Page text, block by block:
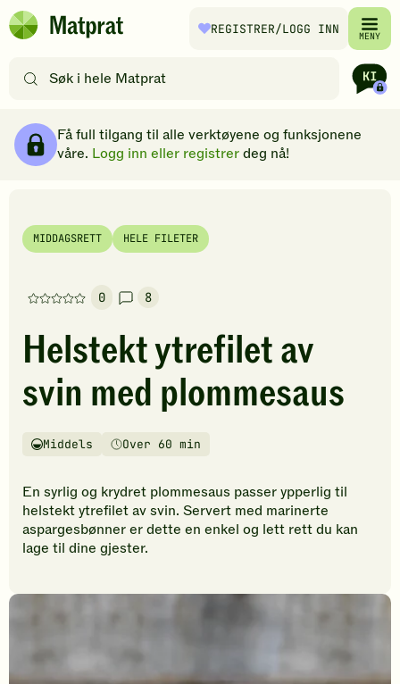
Hopp til hovedinnhold
Matprat
REGISTRER/LOGG INN MENY
etter
filtre
Få full tilgang til alle verktøyene og funksjonene
våre. Logg inn eller registrerdeg nå!
MIDDAGSRETT HELE FILETER
0
Denne
har
foreløpig
ingen
vurderinger.
den
til
å
vurdere
denne
oppskriften.
8
Helstekt ytrefilet av
svin med plommesaus
Vanskelighetsgrad
Middels
TilberedningstidOver 60 min
En syrlig og krydret plommesaus passer ypperlig til
helstekt ytrefilet av svin. Servert med marinerte
aspargesbønner er dette en enkel og lett rett du kan
lage til dine gjester.